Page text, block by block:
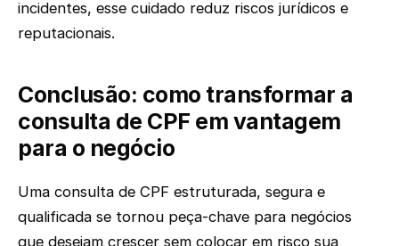
incidentes, esse cuidado reduz riscos jurídicos e
reputacionais.
Conclusão: como transformar a
consulta de CPF em vantagem
para o negócio
Uma consulta de CPF estruturada, segura e
qualificada se tornou peça-chave para negócios
que desejam crescer sem colocar em risco sua